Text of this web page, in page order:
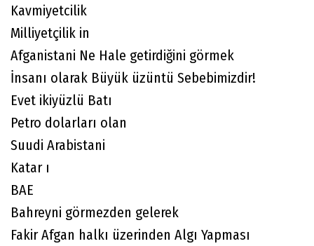
Kavmiyetcilik
Milliyetçilik in
Afganistani Ne Hale getirdiğini görmek
İnsanı olarak Büyük üzüntü Sebebimizdir!
Evet ikiyüzlü Batı
Petro dolarları olan
Suudi Arabistani
Katar ı
BAE
Bahreyni görmezden gelerek
Fakir Afgan halkı üzerinden Algı Yapması